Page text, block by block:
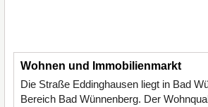
Wohnen und Immobilienmarkt
Die Straße Eddinghausen liegt in Bad
Bereich Bad Wünnenberg. Der